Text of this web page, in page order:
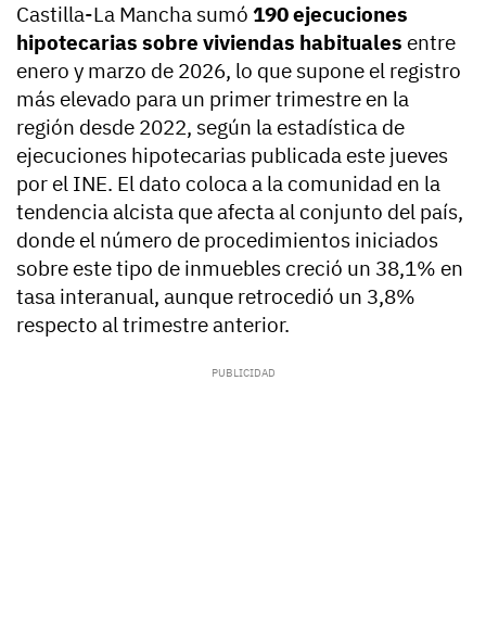
Castilla-La Mancha sumó 190 ejecuciones
hipotecarias sobre viviendas habituales entre
enero y marzo de 2026, lo que supone el registro
más elevado para un primer trimestre en la
región desde 2022, según la estadística de
ejecuciones hipotecarias publicada este jueves
por el INE. El dato coloca a la comunidad en la
tendencia alcista que afecta al conjunto del país,
donde el número de procedimientos iniciados
sobre este tipo de inmuebles creció un 38,1% en
tasa interanual, aunque retrocedió un 3,8%
respecto al trimestre anterior.